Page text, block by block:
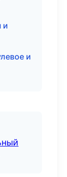
и
и